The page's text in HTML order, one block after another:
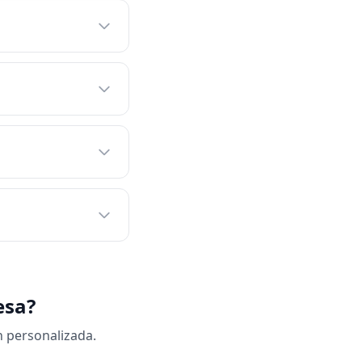
personalizada.